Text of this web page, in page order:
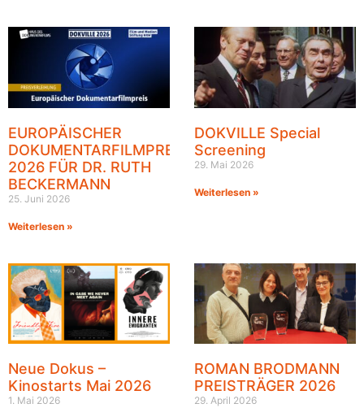
EUROPÄISCHER
DOKUMENTARFILMPREIS
2026 FÜR DR. RUTH
BECKERMANN
25. Juni 2026
Weiterlesen »
DOKVILLE Special
Screening
29. Mai 2026
Weiterlesen »
Neue Dokus –
Kinostarts Mai 2026
1. Mai 2026
ROMAN BRODMANN
PREISTRÄGER 2026
29. April 2026